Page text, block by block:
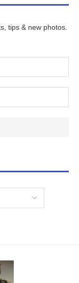
tips & new photos.